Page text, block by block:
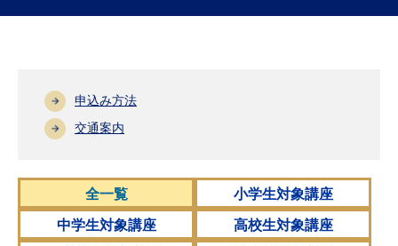
社会連携
研究・教員Navi
申込み方法
交通案内
全一覧
小学生対象講座
中学生対象講座
高校生対象講座